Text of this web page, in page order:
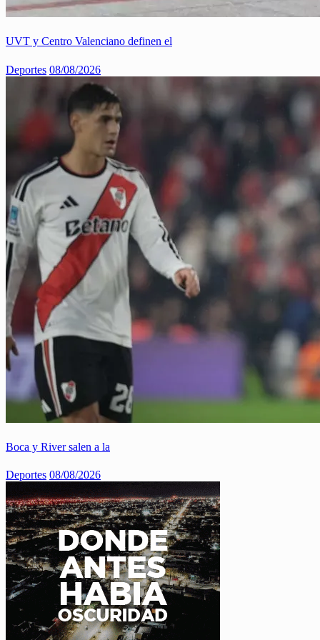
UVT y Centro Valenciano definen el
Deportes 08/08/2026
Boca y River salen a la
Deportes 08/08/2026